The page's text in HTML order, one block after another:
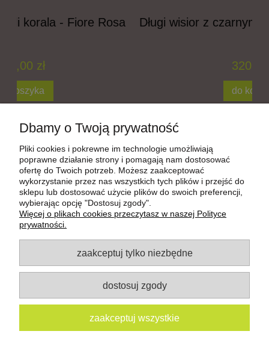
Długi wisior z czarnym turmalinem -
Aktywuj Płatności Shoper
Pomoc
Moje konto
Płatności i dostawa
Informacje
www.instagram.com/art_motyw
Dbamy o Twoją prywatność
Pliki cookies i pokrewne im technologie umożliwiają
poprawne działanie strony i pomagają nam dostosować
ofertę do Twoich potrzeb. Możesz zaakceptować
wykorzystanie przez nas wszystkich tych plików i przejść do
sklepu lub dostosować użycie plików do swoich preferencji,
wybierając opcję "Dostosuj zgody".
Więcej o plikach cookies przeczytasz w naszej Polityce
prywatności.
zaakceptuj tylko niezbędne
dostosuj zgody
zaakceptuj wszystkie